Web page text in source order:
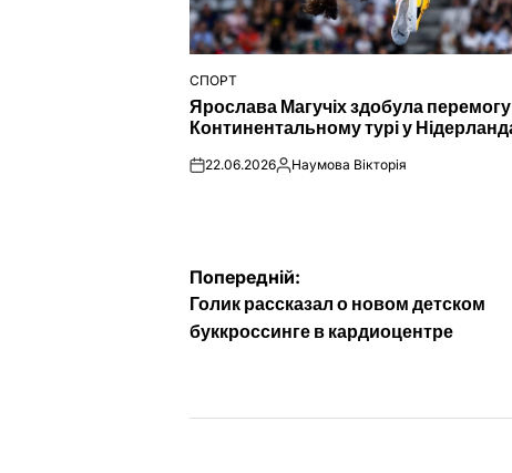
ОПУБЛІКУВАТИ
У
СПОРТ
Ярослава Магучіх здобула
Континентальному турі у
on22.06.2026Опубліковано
Наумова Вікторія
Навігація
записів
Попередній:
Голик рассказал о новом детском
буккроссинге в кардиоцентре